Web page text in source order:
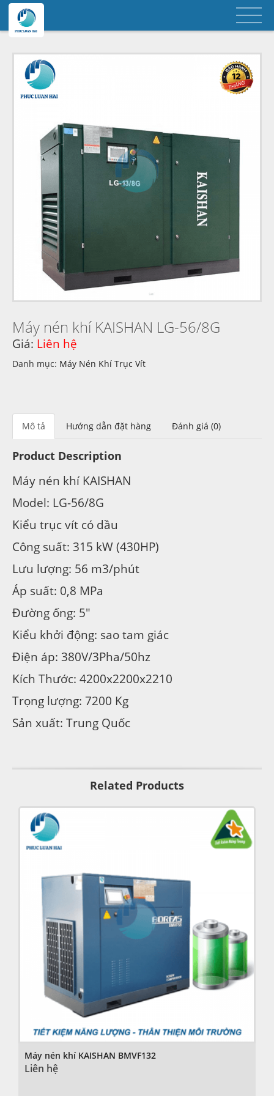
Máy nén khí KAISHAN LG-56/8G
Giá: Liên hệ
Danh mục: Máy Nén Khí Trục Vít
Mô tả Hướng dẫn đặt hàng Đánh giá (0)
Product Description
Máy nén khí KAISHAN
Model: LG-56/8G
Kiểu trục vít có dầu
Công suất: 315 kW (430HP)
Lưu lượng: 56 m3/phút
Áp suất: 0,8 MPa
Đường ống: 5″
Kiểu khởi động: sao tam giác
Điện áp: 380V/3Pha/50hz
Kích Thước: 4200x2200x2210
Trọng lượng: 7200 Kg
Sản xuất: Trung Quốc
Related Products
Máy nén khí KAISHAN BMVF132
Liên hệ